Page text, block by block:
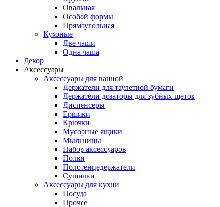
Овальная
Особой формы
Прямоугольная
Кухоные
Две чаши
Одна чаша
Декор
Аксессуары
Аксессуары для ванной
Держатели для таулетной бумаги
Держатели дозаторы для зубных щеток
Диспенсеры
Ершики
Крючки
Мусорные ящики
Мыльницы
Набор аксессуаров
Полки
Полотенцедержатели
Сушилки
Аксессуары для кухни
Посуда
Прочее